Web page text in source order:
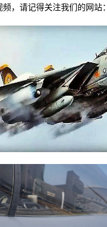
，请记得关注我们的网站：